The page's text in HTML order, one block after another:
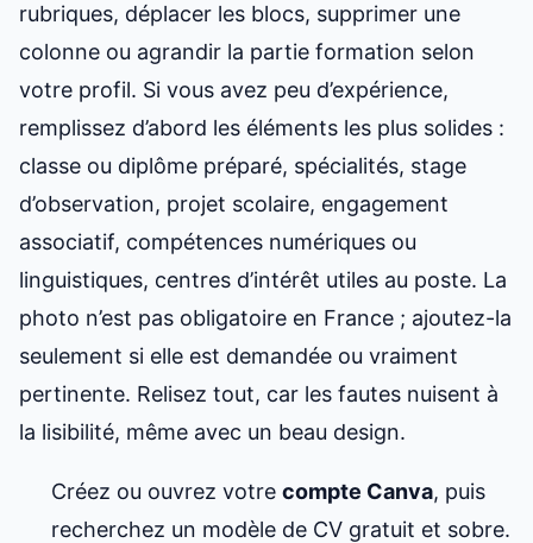
rubriques, déplacer les blocs, supprimer une
colonne ou agrandir la partie formation selon
votre profil. Si vous avez peu d’expérience,
remplissez d’abord les éléments les plus solides :
classe ou diplôme préparé, spécialités, stage
d’observation, projet scolaire, engagement
associatif, compétences numériques ou
linguistiques, centres d’intérêt utiles au poste. La
photo n’est pas obligatoire en France ; ajoutez-la
seulement si elle est demandée ou vraiment
pertinente. Relisez tout, car les fautes nuisent à
la lisibilité, même avec un beau design.
Créez ou ouvrez votre compte Canva, puis
recherchez un modèle de CV gratuit et sobre.